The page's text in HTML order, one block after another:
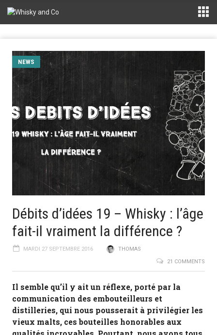
NEWS
Débits d’idées 19 – Whisky : l’âge
fait-il vraiment la différence ?
MARDI 27 SEPTEMBRE 2016
THOMAS
21 COMMENTS
Il semble qu’il y ait un réflexe, porté par la
communication des embouteilleurs et
distilleries, qui nous pousserait à privilégier les
vieux malts, ces bouteilles honorables aux